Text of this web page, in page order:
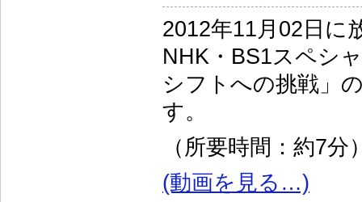
2012年11月02日に
NHK・BS1スペシ
シフトへの挑戦」
す。
（所要時間：約7分
(動画を見る…)